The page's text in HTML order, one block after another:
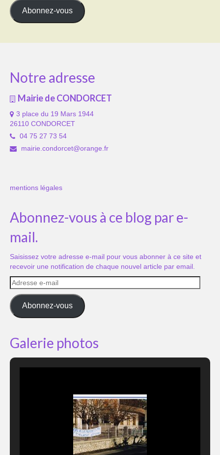
mail
Abonnez-vous
Notre adresse
Mairie de CONDORCET
3 place du 19 Mars 1944
26110 CONDORCET
04 75 27 73 54
mairie.condorcet@orange.fr
mentions légales
Abonnez-vous à ce blog par e-
mail.
Saisissez votre adresse e-mail pour vous abonner à ce site et
recevoir une notification de chaque nouvel article par email.
Adresse
e-
mail
Abonnez-vous
Galerie photos